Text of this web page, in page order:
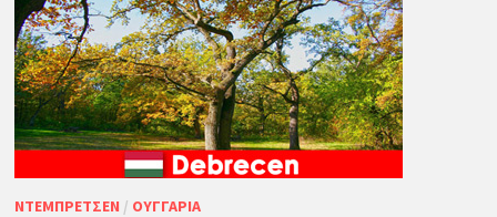
ΝΤΈΜΠΡΕΤΣΕΝ / ΟΥΓΓΑΡΊΑ